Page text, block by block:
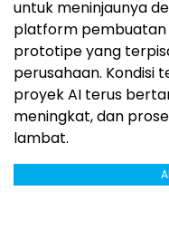
untuk meninjaunya
platform pembuatan
prototipe yang
perusahaan. Kondisi
proyek AI terus
meningkat, dan
lambat.